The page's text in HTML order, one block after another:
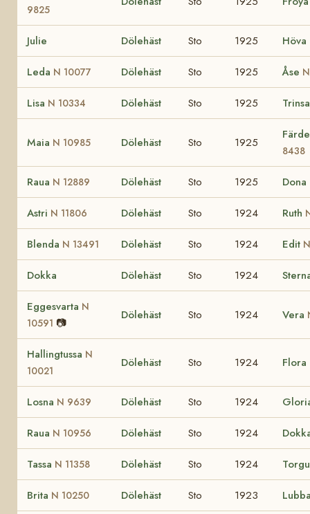
9825
Julie Dölehäst Sto 1925 Höva
Leda N 10077 Dölehäst Sto 1925 Åse
Lisa N 10334 Dölehäst Sto 1925
Maia N 10985 Dölehäst Sto 1925
8438
Raua N 12889 Dölehäst Sto 1925 Dona
Astri N 11806 Dölehäst Sto 1924 Ruth
Blenda N 13491 Dölehäst Sto 1924 Edit
Dokka Dölehäst Sto 1924
Eggesvarta N
10591 📷
Dölehäst Sto 1924 Vera
Hallingtussa N
10021
Dölehäst Sto 1924 Flora
Losna N 9639 Dölehäst Sto 1924
Raua N 10956 Dölehäst Sto 1924
Tassa N 11358 Dölehäst Sto 1924
Brita N 10250 Dölehäst Sto 1923